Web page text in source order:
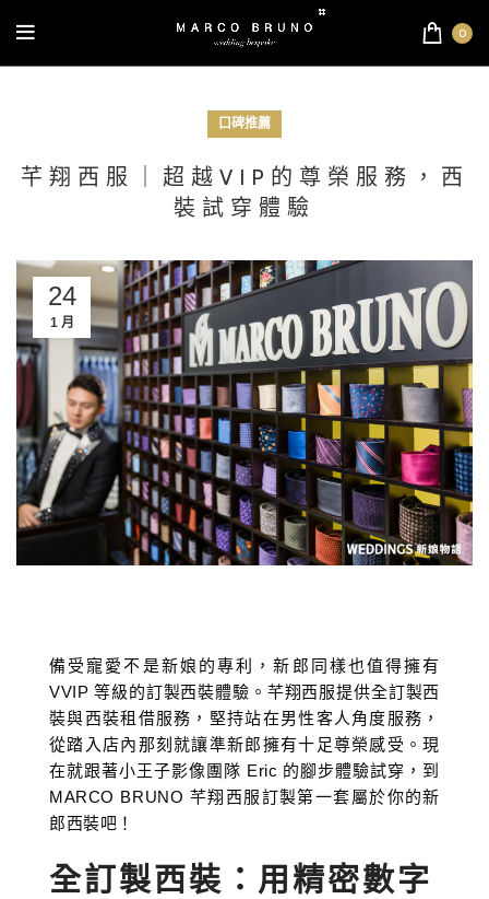
0
口碑推薦
芊翔西服｜超越VIP的尊榮服務，西
裝試穿體驗
24
1 月
備受寵愛不是新娘的專利，新郎同樣也值得擁有
VVIP 等級的訂製西裝體驗。芊翔西服提供全訂製西
裝與西裝租借服務，堅持站在男性客人角度服務，
從踏入店內那刻就讓準新郎擁有十足尊榮感受。現
在就跟著小王子影像團隊 Eric 的腳步體驗試穿，到
MARCO BRUNO 芊翔西服訂製第一套屬於你的新
郎西裝吧！
全訂製西裝：用精密數字